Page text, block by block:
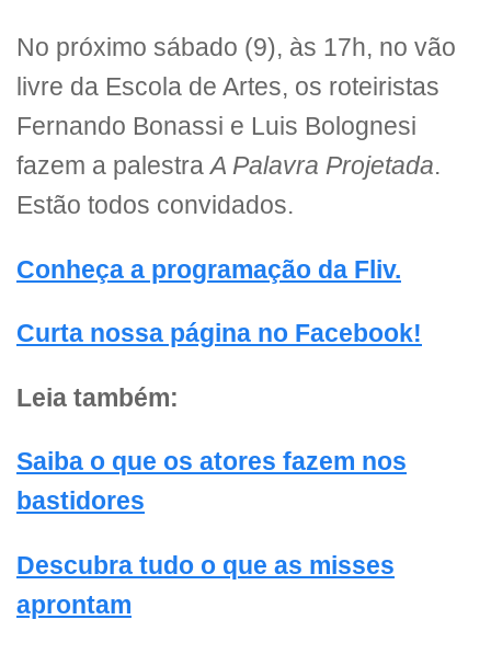
No próximo sábado (9), às 17h, no vão
livre da Escola de Artes, os roteiristas
Fernando Bonassi e Luis Bolognesi
fazem a palestraA Palavra Projetada.
Estão todos convidados.
Conheça a programação da Fliv.
Curta nossa página no Facebook!
Leia também:
Saiba o que os atores fazem nos
bastidores
Descubra tudo o que as misses
aprontam